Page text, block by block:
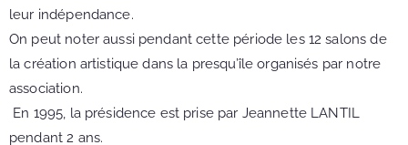
leur indépendance.
On peut noter aussi pendant cette période les 12 salons de
la création artistique dans la presqu’île organisés par notre
association.
En 1995, la présidence est prise par Jeannette LANTIL
pendant 2 ans.